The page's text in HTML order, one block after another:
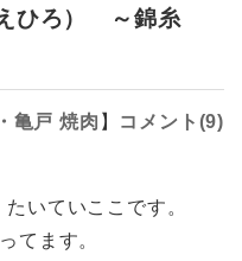
ひろ） ～錦糸
亀戸 焼肉 】 コメント(9)
いていここです。
てます。